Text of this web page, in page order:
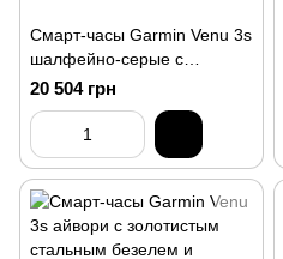
Смарт-часы Garmin Venu 3s
шалфейно-серые с
серебристым стальным
безелем и силиконовым
ремешком
20 504 грн